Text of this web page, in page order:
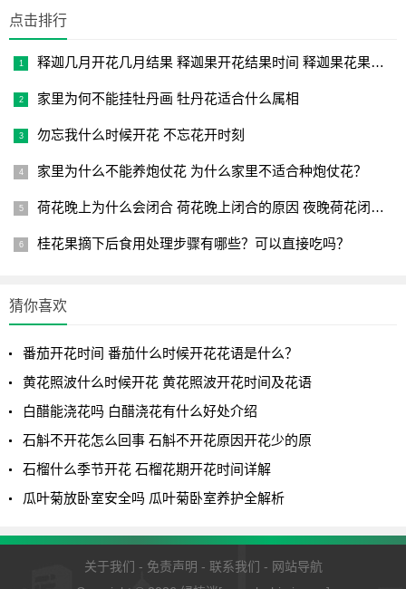
终年有花可赏，有红、橙、黄、白、双色等。
起部分根系腐烂，影响生长和开花。如土壤过于干燥或时干
时湿，水份供给不及时，会产生落叶现象。
春、夏、秋季为龙船花生长开花期，应加强水肥管理，各
水。
1 2 3 下一页
点击排行
释迦几月开花几月结果 释迦果开花结果时间 释迦果花果成熟时
家里为何不能挂牡丹画 牡丹花适合什么属相
勿忘我什么时候开花 不忘花开时刻
家里为什么不能养炮仗花 为什么家里不适合种炮仗花？
荷花晚上为什么会闭合 荷花晚上闭合的原因 夜晚荷花闭合的原
桂花果摘下后食用处理步骤有哪些？可以直接吃吗？
猜你喜欢
番茄开花时间 番茄什么时候开花花语是什么？
黄花照波什么时候开花 黄花照波开花时间及花语
白醋能浇花吗 白醋浇花有什么好处介绍
石斛不开花怎么回事 石斛不开花原因开花少的原
石榴什么季节开花 石榴花期开花时间详解
瓜叶菊放卧室安全吗 瓜叶菊卧室养护全解析
关于我们 - 免责声明 - 联系我们 - 网站导航